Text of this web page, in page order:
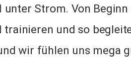
Strom. Von
und so
wir fühlen uns mega